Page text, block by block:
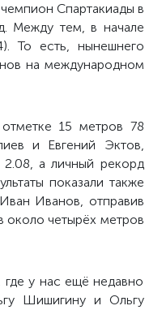
Спартакиады в
Между тем, в начале
То есть, нынешнего
на международном
15 метров 78
и Евгений Эктов,
2.08, а личный рекорд
показали также
Иванов, отправив
около четырёх метров
у нас ещё недавно
Шишигину и Ольгу